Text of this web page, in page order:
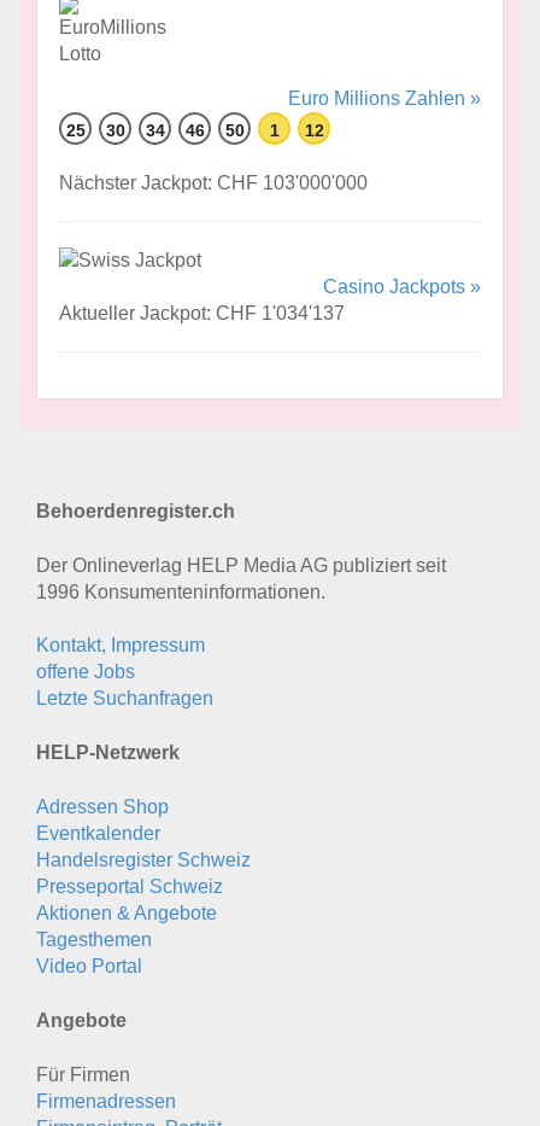
Euro Millions Zahlen »
25 30 34 46 50 1 12
Nächster Jackpot: CHF 103'000'000
Casino Jackpots »
Aktueller Jackpot: CHF 1'034'137
Behoerdenregister.ch
Der Onlineverlag HELP Media AG publiziert seit
1996 Konsumenten­informationen.
Kontakt, Impressum
offene Jobs
Letzte Suchanfragen
HELP-Netzwerk
Adressen Shop
Eventkalender
Handelsregister Schweiz
Presseportal Schweiz
Aktionen & Angebote
Tagesthemen
Video Portal
Angebote
Für Firmen
Firmenadressen